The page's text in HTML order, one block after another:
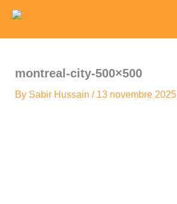
content
montreal-city-500×500
By Sabir Hussain / 13 novembre 2025